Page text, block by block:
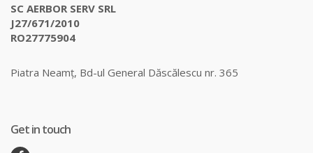
SC AERBOR SERV SRL
J27/671/2010
RO27775904
Piatra Neamț, Bd-ul General Dăscălescu nr. 365
Get in touch